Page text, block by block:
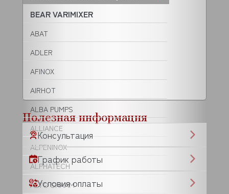
BEAR VARIMIXER
ABAT
ADLER
AFINOX
AIRHOT
ALBA PUMPS
ALLIANCE
ALPENINOX
ALPHATECH
ALTO SHAAM
Полезная информация
Консультация
График работы
Условия оплаты